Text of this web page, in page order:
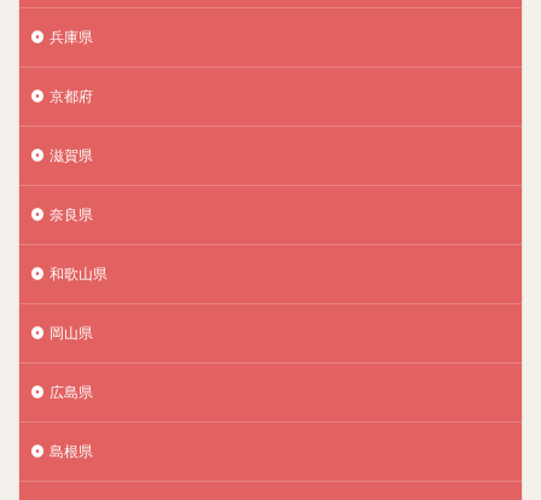
兵庫県
京都府
滋賀県
奈良県
和歌山県
岡山県
広島県
島根県